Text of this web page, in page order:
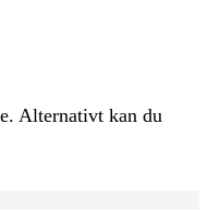
Alternativt kan du